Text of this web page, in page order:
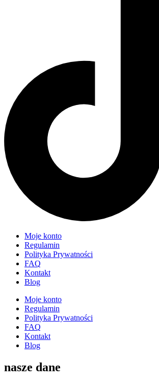
Moje konto
Regulamin
Polityka Prywatności
FAQ
Kontakt
Blog
Moje konto
Regulamin
Polityka Prywatności
FAQ
Kontakt
Blog
nasze dane